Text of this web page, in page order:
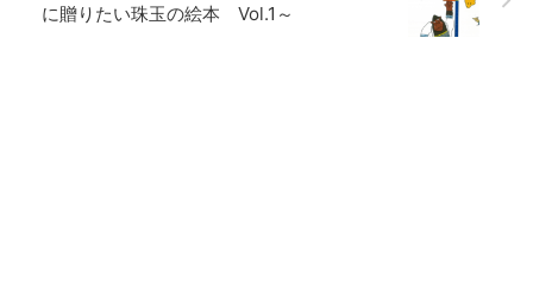
に贈りたい珠玉の絵本 Vol.1～